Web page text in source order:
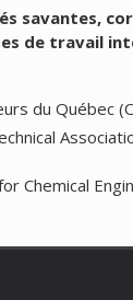
Pulp
58:28, June,
mediated
of
2019, pp. 1-
B., Loranger,
savantes,
de travail
du Québec
Chemical